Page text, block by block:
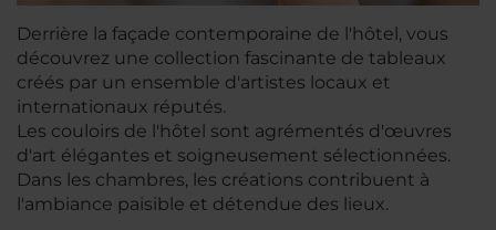
Derrière la façade contemporaine de l'hôtel, vous
découvrez une collection fascinante de tableaux
créés par un ensemble d'artistes locaux et
internationaux réputés.
Les couloirs de l'hôtel sont agrémentés d'œuvres
d'art élégantes et soigneusement sélectionnées.
Dans les chambres, les créations contribuent à
l'ambiance paisible et détendue des lieux.